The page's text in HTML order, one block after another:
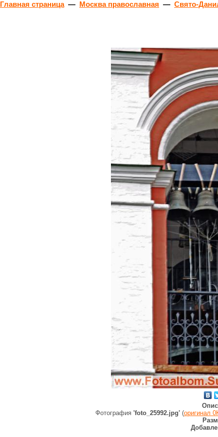
Главная страница— Москва православная — Свято-
Фотография 'foto_25992.jpg' (оригинал